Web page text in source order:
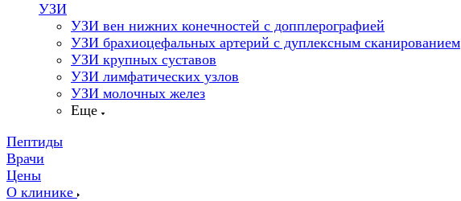
УЗИ
УЗИ вен нижних конечностей с допплерографией
УЗИ брахиоцефальных артерий с дуплексным сканированием
УЗИ крупных суставов
УЗИ лимфатических узлов
УЗИ молочных желез
Еще
Пептиды
Врачи
Цены
О клинике